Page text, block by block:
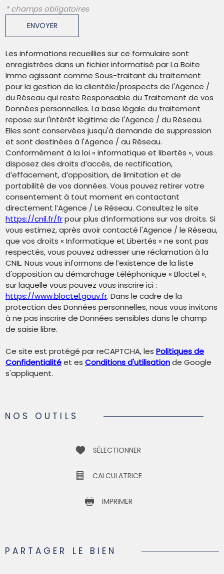
* champs obligatoires
ENVOYER
Les informations recueillies sur ce formulaire sont
enregistrées dans un fichier informatisé par La Boite
Immo agissant comme Sous-traitant du traitement
pour la gestion de la clientèle/prospects de l'Agence /
du Réseau qui reste Responsable du Traitement de vos
Données personnelles. La base légale du traitement
repose sur l'intérêt légitime de l'Agence / du Réseau.
Elles sont conservées jusqu'à demande de suppression
et sont destinées à l'Agence / au Réseau.
Conformément à la loi « informatique et libertés », vous
disposez des droits d’accès, de rectification,
d’effacement, d’opposition, de limitation et de
portabilité de vos données. Vous pouvez retirer votre
consentement à tout moment en contactant
directement l’Agence / Le Réseau. Consultez le site
https://cnil.fr/frpour plus d’informations sur vos droits. Si
vous estimez, après avoir contacté l'Agence / le Réseau,
que vos droits « Informatique et Libertés » ne sont pas
respectés, vous pouvez adresser une réclamation à la
CNIL. Nous vous informons de l’existence de la liste
d'opposition au démarchage téléphonique « Bloctel »,
sur laquelle vous pouvez vous inscrire ici :
https://www.bloctel.gouv.fr. Dans le cadre de la
protection des Données personnelles, nous vous invitons
à ne pas inscrire de Données sensibles dans le champ
de saisie libre.
Ce site est protégé par reCAPTCHA, les Politiques de
Confidentialitéet es Conditions d'utilisationde Google
s'appliquent.
NOS OUTILS
SÉLECTIONNER
CALCULATRICE
IMPRIMER
PARTAGER LE BIEN